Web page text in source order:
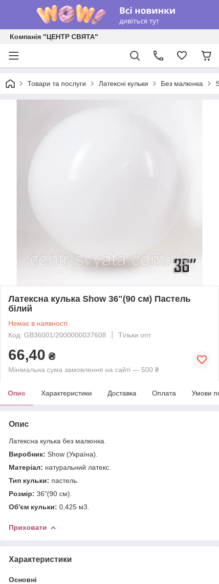
Компанія "ЦЕНТР СВЯТА"
Товари та послуги Латексні кульки Без малюнка
Латексна кулька Show 36"(90 см) Пастель
білий
Немає в наявності
Код: GB36001/2000000037608
Тільки опт
66,40 ₴
Мінімальна сума замовлення на сайті — 500 ₴
Опис Характеристики Доставка Оплата Умови
Опис
Латексна кулька без малюнка.
Виробник: Show (Україна).
Матеріал: натуральний латекс.
Тип кульки: пастель.
Розмір: 36"(90 см).
Об'єм кульки: 0,425 м3.
Приховати
Характеристики
Основні